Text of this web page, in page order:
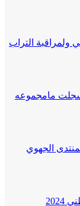
ولمراقبة التراب
سجلت مامجموعه
الجهوي